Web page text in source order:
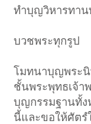
ทำบุญวิหารทาน
บวชพระทุกรูป
โมทนาบุญพระ
ชั้นพระพุทธเจ้
บุญกรรมฐานทั้ง
นี้และขอให้ศัตรํ